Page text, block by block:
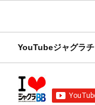
YouTubeジャグラ